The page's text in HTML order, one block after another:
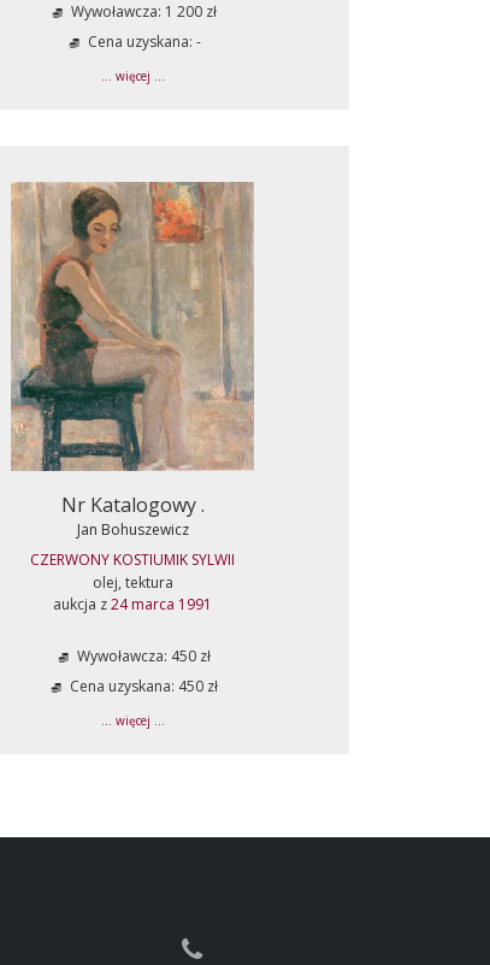
Wywoławcza: 1 200 zł
Cena uzyskana: -
... więcej ...
Nr Katalogowy .
Jan Bohuszewicz
CZERWONY KOSTIUMIK SYLWII
olej, tektura
aukcja z24 marca 1991
Wywoławcza: 450 zł
Cena uzyskana: 450 zł
... więcej ...